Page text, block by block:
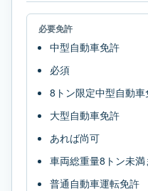
必要免許
中型自動車免許
必須
8トン限定中型自動車
大型自動車免許
あれば尚可
車両総重量8トン未
普通自動車運転免許